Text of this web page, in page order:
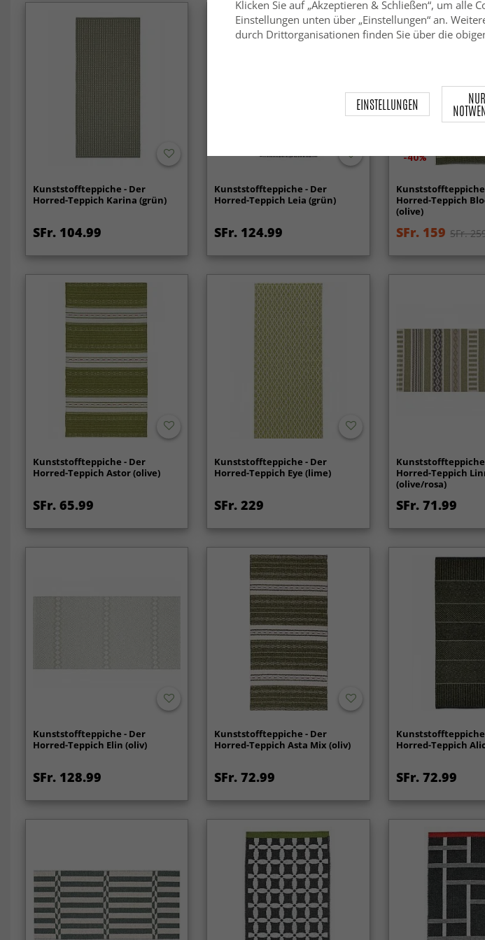
Kunststoffteppiche - Der
Horred-Teppich Karina (grün)
SFr. 104.99
Kunststoffteppiche - Der
Horred-Teppich Leia (grün)
SFr. 124.99
-40%
Horred-Teppich
(olive)
SFr. 159 SFr.
Kunststoffteppiche - Der
Horred-Teppich Astor (olive)
SFr. 65.99
Kunststoffteppiche - Der
Horred-Teppich Eye (lime)
SFr. 229
Horred-Teppich
(olive/rosa)
SFr. 71.99
Kunststoffteppiche - Der
Horred-Teppich Elin (oliv)
SFr. 128.99
Kunststoffteppiche - Der
Horred-Teppich Asta Mix (oliv)
SFr. 72.99
Horred-Teppich
SFr. 72.99
Klicken Sie auf „Akzeptieren & Schließen“, um alle
Einstellungen unten über „Einstellungen“ an.
durch Drittorganisationen finden Sie über die
EINSTELLUNGEN NUR